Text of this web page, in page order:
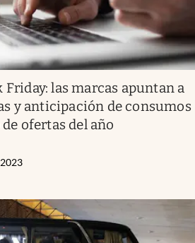
Friday: las marcas apuntan a
y anticipación de consumos
ofertas del año